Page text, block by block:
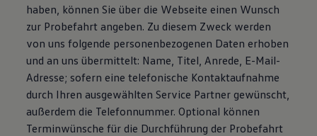
haben, können Sie über die Webseite einen Wunsch
zur Probefahrt angeben. Zu diesem Zweck werden
von uns folgende personenbezogenen Daten erhoben
und an uns übermittelt: Name, Titel, Anrede, E-Mail-
Adresse; sofern eine telefonische Kontaktaufnahme
durch Ihren ausgewählten Service Partner gewünscht,
außerdem die Telefonnummer. Optional können
Terminwünsche für die Durchführung der Probefahrt